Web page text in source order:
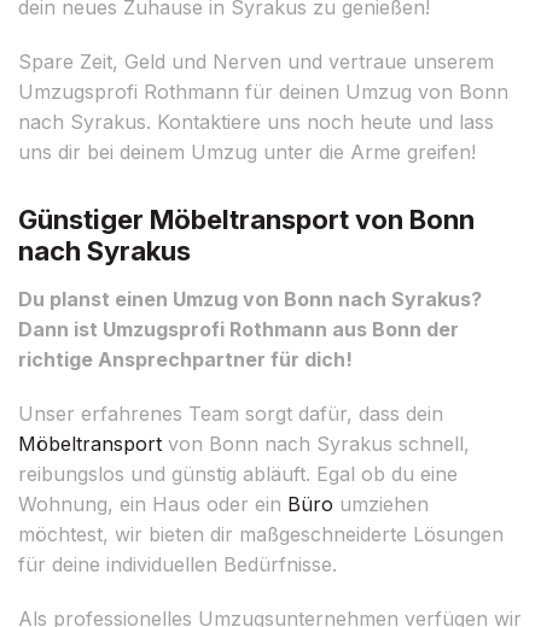
dein neues Zuhause in Syrakus zu genießen!
Spare Zeit, Geld und Nerven und vertraue unserem
Umzugsprofi Rothmann für deinen Umzug von Bonn
nach Syrakus. Kontaktiere uns noch heute und lass
uns dir bei deinem Umzug unter die Arme greifen!
Günstiger Möbeltransport von Bonn
nach Syrakus
Du planst einen Umzug von Bonn nach Syrakus?
Dann ist Umzugsprofi Rothmann aus Bonn der
richtige Ansprechpartner für dich!
Unser erfahrenes Team sorgt dafür, dass dein
Möbeltransport von Bonn nach Syrakus schnell,
reibungslos und günstig abläuft. Egal ob du eine
Wohnung, ein Haus oder ein Büro umziehen
möchtest, wir bieten dir maßgeschneiderte Lösungen
für deine individuellen Bedürfnisse.
Als professionelles Umzugsunternehmen verfügen wir